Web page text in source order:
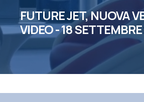
FUTURE JET, NUOVA
VIDEO - 18